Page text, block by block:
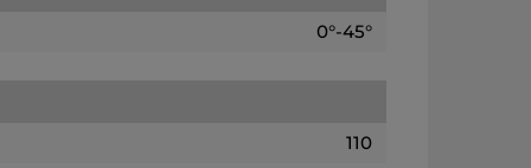
0°-45°
110